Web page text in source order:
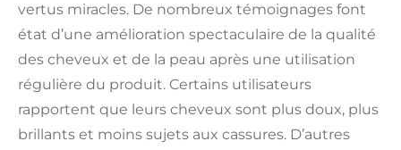
vertus miracles. De nombreux témoignages font
état d’une amélioration spectaculaire de la qualité
des cheveux et de la peau après une utilisation
régulière du produit. Certains utilisateurs
rapportent que leurs cheveux sont plus doux, plus
brillants et moins sujets aux cassures. D’autres